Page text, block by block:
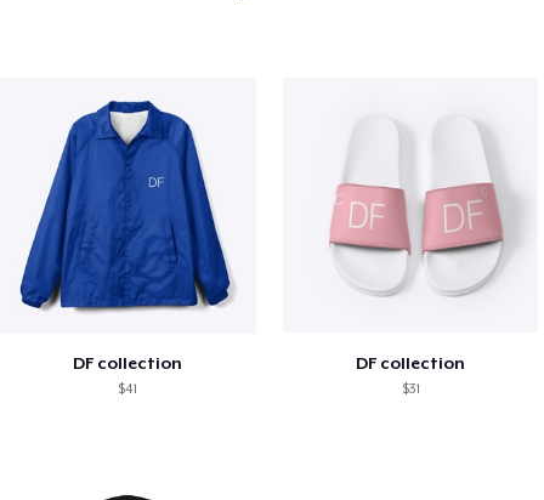
DF collection
$41
DF collection
$31